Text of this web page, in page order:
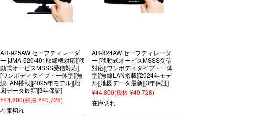
AR-925AW セーフティレーダ
ー [JMA-520/401取締機対応][移
動式オービスMSSS受信対応]
[ワンボディタイプ・一体型][無
線LAN搭載][2025年モデル][地
図データ最新][3年保証]
¥44,800(税抜 ¥40,728)
在庫切れ
AR-824AW セーフティレーダ
ー [移動式オービスMSSS受信
対応][ワンボディタイプ・一体
型][無線LAN搭載][2024年モデ
ル][地図データ最新][3年保証]
¥44,800(税抜 ¥40,728)
在庫切れ